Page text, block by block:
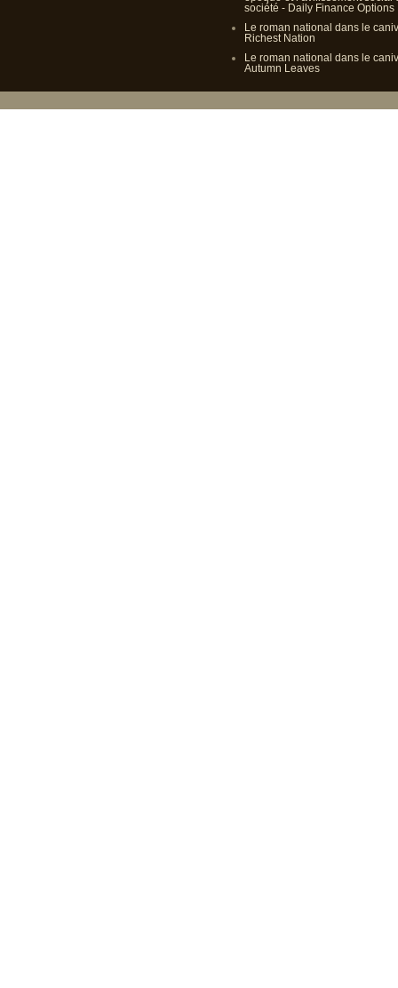
société - Daily Finance Options
Le roman national dans le
Richest Nation
Le roman national dans le
Autumn Leaves